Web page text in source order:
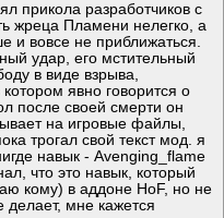
прикола разработчиков с
жреца Пламени нелегко, а
и вовсе не приближаться.
удар, его мстительный
в виде взрыва,
явно говорится о
после своей смерти он
на игровые файлы,
трогал свой текст мод. я
навык - Avenging_flame
что это навык, который
кому) в аддоне HoF, но не
делает, мне кажется